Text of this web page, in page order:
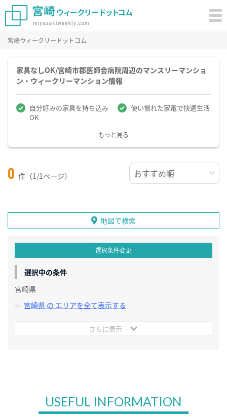
宮崎ウィークリードットコム
家具なしOK/宮崎市郡医師会病院周辺のマンスリーマンショ
ン・ウィークリーマンション情報
自分好みの家具を持ち込み
OK
使い慣れた家電で快適生活
もっと見る
0 件（1/1ページ）
地図で検索
選択条件変更
選択中の条件
宮崎県
宮崎県 の エリアを全て表示する
さらに表示
USEFUL INFORMATION